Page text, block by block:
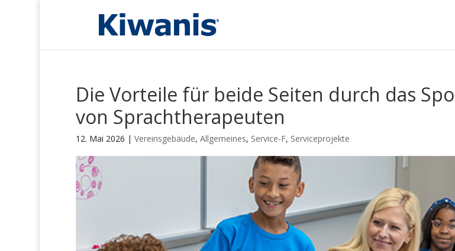
Die Vorteile für beide Seiten durch das
von Sprachtherapeuten
12. Mai 2026 | Vereinsgebäude, Allgemeines, Service-F, Serviceprojekte